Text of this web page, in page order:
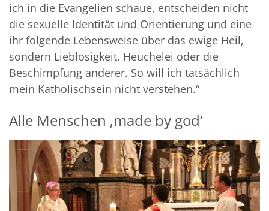
ich in die Evangelien schaue, entscheiden nicht
die sexuelle Identität und Orientierung und eine
ihr folgende Lebensweise über das ewige Heil,
sondern Lieblosigkeit, Heuchelei oder die
Beschimpfung anderer. So will ich tatsächlich
mein Katholischsein nicht verstehen.“
Alle Menschen ‚made by god‘